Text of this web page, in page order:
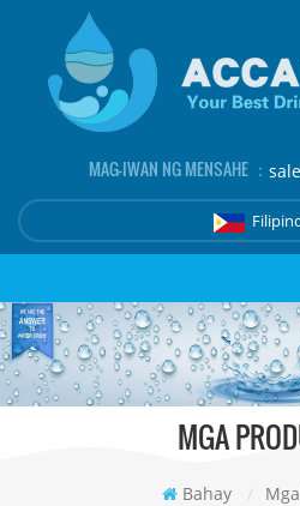
MAG-IWAN NG MENSAHE ：
MGA
Bahay /